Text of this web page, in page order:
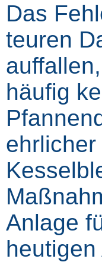
Das
teuren
häufig
Anlage